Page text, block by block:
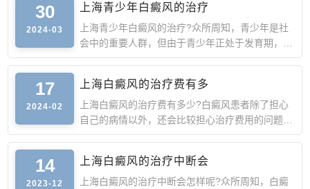
30
2024-03
上海青少年白癜风的治疗
上海青少年白癜风的治疗?众所周知，青少年是社
会中的重要人群，但由于青少年正处于发育期，此
时身体抵抗力较弱
17
2024-02
上海白癜风的治疗费有多
上海白癜风的治疗费有多少?白癜风患者除了担心
自己的病情以外，还会比较担心治疗费用的问题。
由于白癜风的诱因
14
2023-12
上海白癜风的治疗中断会
上海白癜风的治疗中断会怎样呢?众所周知，白癜